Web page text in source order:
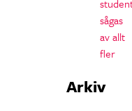
sågas
av allt
fler
Arkiv